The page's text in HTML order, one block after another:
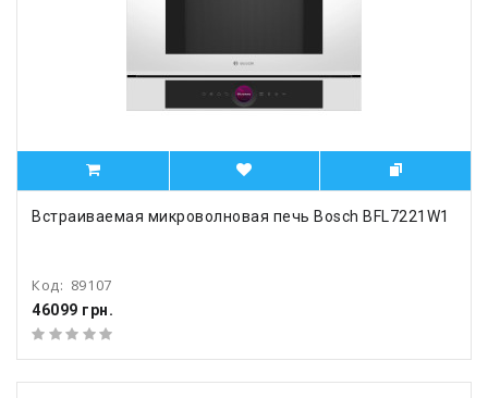
Встраиваемая микроволновая печь Bosch BFL7221W1
Код: 89107
46099 грн.